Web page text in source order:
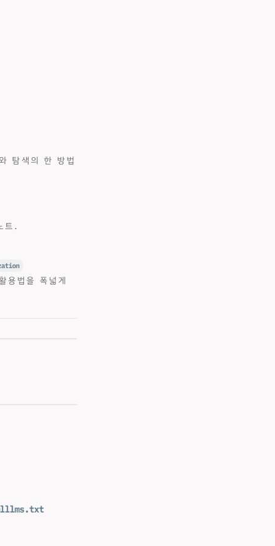
탐색의 한 방법
트.
용법을 폭넓게
llms.txt